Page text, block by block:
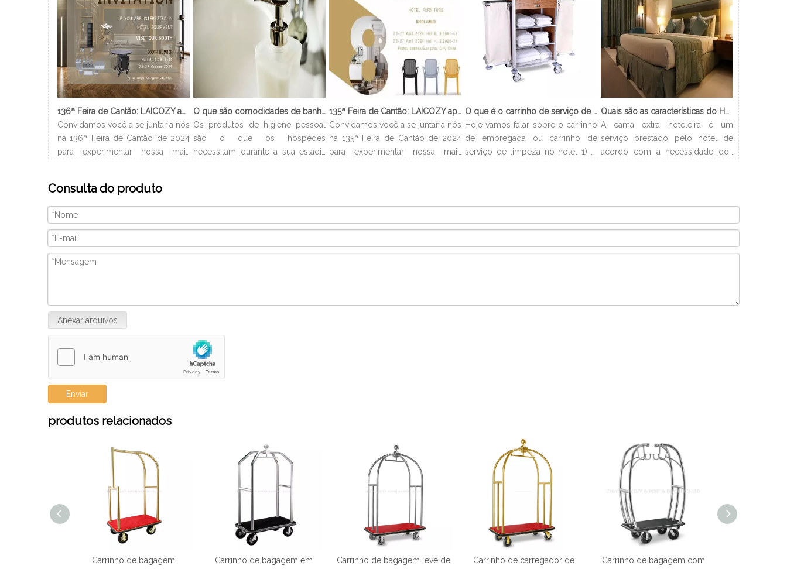
136ª Feira de Cantão: LAICOZY apresenta o futuro dos móveis para hotéis e utensílios de buffet
Convidamos você a se juntar a nós
na 136ª Feira de Cantão de 2024
para experimentar nossa mais
Estamos ansiosos para nos
conectar com profissionais da
indústria, construir novos
relacionamentos e compartilhar
nossa paixão por artesanato de
qualidade e design inovador. Nós
O que são comodidades de banheiro?
Os produtos de higiene pessoal
são o que os hóspedes
necessitam durante a sua estadia
Dependendo do tipo de quarto,
são diferentes e podem incluir
pequenos xampu, loção corporal,
135ª Feira de Cantão: LAICOZY apresenta o futuro dos móveis para hotéis e utensílios de buffet
Convidamos você a se juntar a nós
na 135ª Feira de Cantão de 2024
para experimentar nossa mais
conectar com profissionais da
relacionamentos e compartilhar
nossa paixão por artesanato de
O que é o carrinho de serviço de limpeza?
Hoje vamos falar sobre o carrinho
de empregada ou carrinho de
serviço de limpeza no hotel 1) O
estocar todos os suprimentos
acordo com o número de quartos
alocados exigidos pelo
Quais são as características do Hotel Cama Extra?
A cama extra hoteleira é um
serviço prestado pelo hotel de
acordo com a necessidade dos
de acomodação dos clientes. E
procedimentos de camas extras
em hotéis.
Consulta do produto
Anexar arquivos
Enviar
produtos relacionados
Carrinho de bagagem Carrinho de bagagem em Carrinho de bagagem leve de Carrinho de carregador de Carrinho de bagagem com